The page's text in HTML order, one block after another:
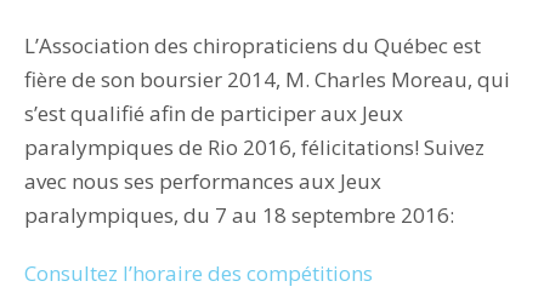
L’Association des chiropraticiens du Québec est
fière de son boursier 2014, M. Charles Moreau, qui
s’est qualifié afin de participer aux Jeux
paralympiques de Rio 2016, félicitations! Suivez
avec nous ses performances aux Jeux
paralympiques, du 7 au 18 septembre 2016:
Consultez l’horaire des compétitions